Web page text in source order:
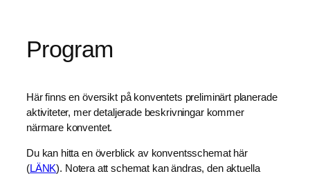
Program
Här finns en översikt på konventets preliminärt planerade
aktiviteter, mer detaljerade beskrivningar kommer
närmare konventet.
Du kan hitta en överblick av konventsschemat här
(LÄNK). Notera att schemat kan ändras, den aktuella